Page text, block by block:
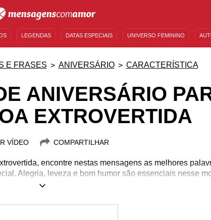
LEGENDAS DATAS ESPECIAIS UNIVERSO FEMININO
E FRASES ANIVERSÁRIO CARACTERÍSTICA
ANIVERSÁRIO
EXTROVERTIDA
VÍDEO COMPARTILHAR
encontre nestas mensagens as melhores
Alegria, leveza e bom humor são essenciais nesse
mais combina com quem faz aniversário!